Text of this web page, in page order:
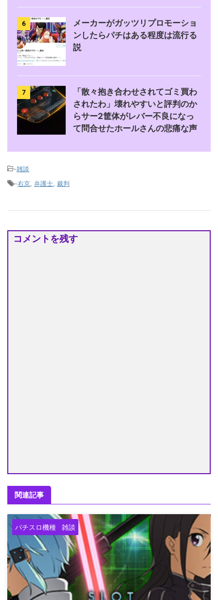
6
メーカーがガッツリプロモーショ
ンしたらパチはある程度は流行る
説
7
「散々抱き合わせされてゴミ買わ
されたわ」壊れやすいと評判のか
らサー2筐体がレバー不良になっ
て問合せたホールさんの悲痛な声
-雑談
-右京 弁護士 裁判
コメントを残す
関連記事
パチスロ機種 雑談